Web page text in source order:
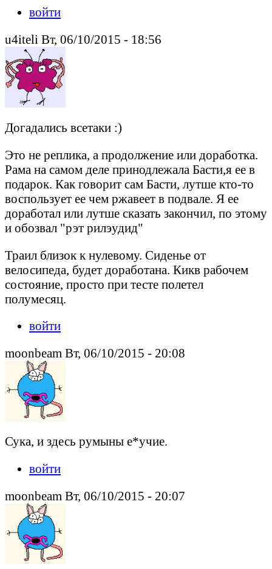
войти
u4iteli Вт, 06/10/2015 - 18:56
Догадались всетаки :)
Это не реплика, а продолжение или доработка.
Рама на самом деле принодлежала Басти,я ее в
подарок. Как говорит сам Басти, лутше кто-то
воспользует ее чем ржавеет в подвале. Я ее
доработал или лутше сказать закончил, по этому
и обозвал "рэт рилэудид"
Траил близок к нулевому. Сиденье от
велосипеда, будет доработана. Кикв рабочем
состояние, просто при тесте полетел
полумесяц.
войти
moonbeam Вт, 06/10/2015 - 20:08
Сука, и здесь румыны е*учие.
войти
moonbeam Вт, 06/10/2015 - 20:07